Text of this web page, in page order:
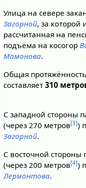
Улица на севере
Загорной, за которой
рассчитанная на
подъёма на косогор
Мамонова.
Общая
составляет 310
С западной стороны
(через 270 метров[3])
Загорной.
С восточной стороны
(через 200 метров[4])
Лермонтова.